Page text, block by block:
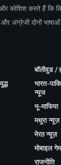
कोशिश करते हैं कि
अंग्रेजी दोनों
बॉलीवुड /
भारत-
न्यूज
भू-माफिया
मथुरा न्यूज़
मेरठ न्यूज़
मोबाइल गेम
राजनीति